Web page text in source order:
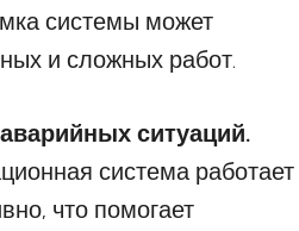
системы может
и сложных работ.
ситуаций.
система работает
что помогает